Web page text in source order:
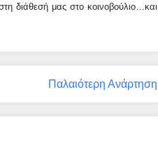
διάθεσή μας στο κοινοβούλιο…και
Παλαιότερη Ανάρτηση